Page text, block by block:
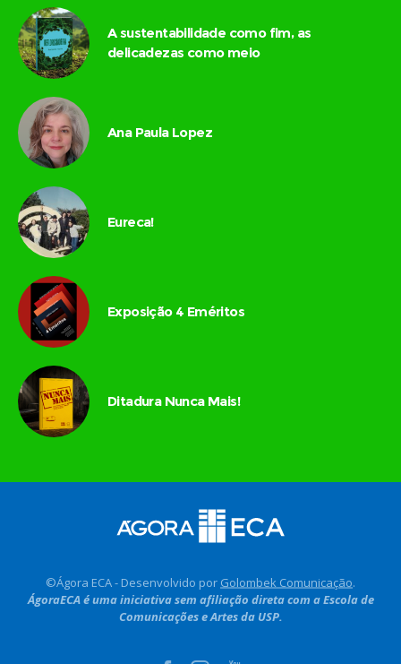
A sustentabilidade como fim, as
delicadezas como meio
Ana Paula Lopez
Eureca!
Exposição 4 Eméritos
Ditadura Nunca Mais!
©Ágora ECA - Desenvolvido por Golombek Comunicação.
ÁgoraECA é uma iniciativa sem afiliação direta com a Escola de
Comunicações e Artes da USP.